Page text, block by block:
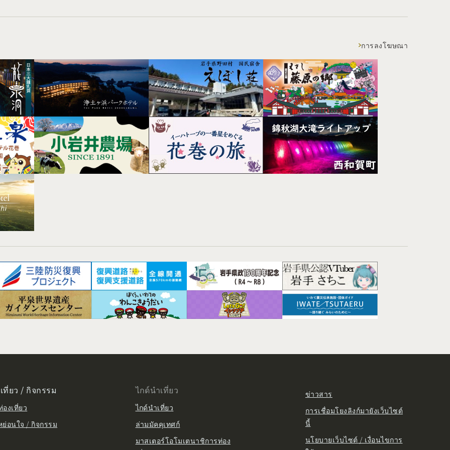
การลงโฆษณา
ที่ยว / กิจกรรม
งเที่ยว
อนใจ / กิจกรรม
ไกด์นำเที่ยว
ไกด์นำเที่ยว
ล่ามมัคคุเทศก์
มาสเตอร์โอโมเตนาชิการท่อง
ข่าวสาร
การเชื่อมโยงลิงก์มายังเว็บไซต์
นี้
นโยบายเว็บไซต์ / เงื่อนไขการ